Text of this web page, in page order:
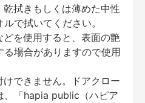
拭きもしくは薄めた中性
で拭いてください。
を使用すると、表面の艶
る場合がありますので使用
できません。ドアクロー
、「hapia public（ハピア